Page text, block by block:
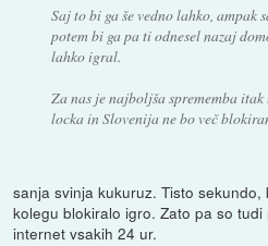
Saj to bi ga še vedno lahko, ampak
potem bi ga pa ti odnesel nazaj
lahko igral.
Za nas je najboljša sprememba itak
locka in Slovenija ne bo več
sanja svinja kukuruz. Tisto
kolegu blokiralo igro. Zato pa so
internet vsakih 24 ur.